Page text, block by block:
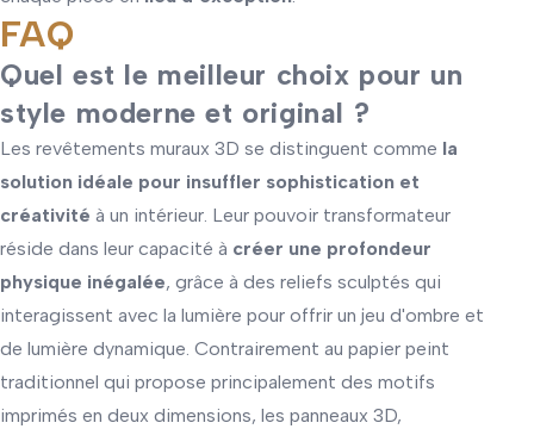
FAQ
Quel est le meilleur choix pour un
style moderne et original ?
Les revêtements muraux 3D se distinguent comme la
solution idéale pour insuffler sophistication et
créativité à un intérieur. Leur pouvoir transformateur
réside dans leur capacité à créer une profondeur
physique inégalée, grâce à des reliefs sculptés qui
interagissent avec la lumière pour offrir un jeu d'ombre et
de lumière dynamique. Contrairement au papier peint
traditionnel qui propose principalement des motifs
imprimés en deux dimensions, les panneaux 3D,